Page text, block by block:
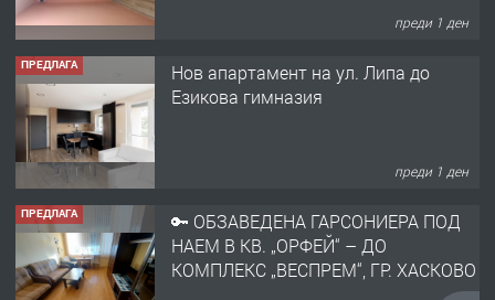
преди 1 ден
ПРЕДЛАГА
Нов апартамент на ул. Липа до
Езикова гимназия
преди 1 ден
ПРЕДЛАГА
🔑 ОБЗАВЕДЕНА ГАРСОНИЕРА ПОД
НАЕМ В КВ. „ОРФЕЙ“ – ДО
КОМПЛЕКС „ВЕСПРЕМ“, ГР. ХАСКОВО